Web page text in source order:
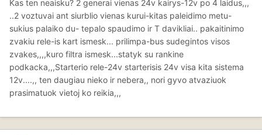
Kas ten neaisku? 2 generai vienas 24v kairys-12v po 4 laidus,,,
..2 voztuvai ant siurblio vienas kurui-kitas paleidimo metu-
sukius palaiko du- tepalo spaudimo ir T davikliai.. pakaitinimo
zvakiu rele-is kart ismesk... prilimpa-bus sudegintos visos
zvakes,,,,kuro filtra ismesk...statyk su rankine
podkacka,,,Starterio rele-24v starterisis 24v visa kita sistema
12v....,, ten daugiau nieko ir nebera,, nori gyvo atvaziuok
prasimatuok vietoj ko reikia,,,